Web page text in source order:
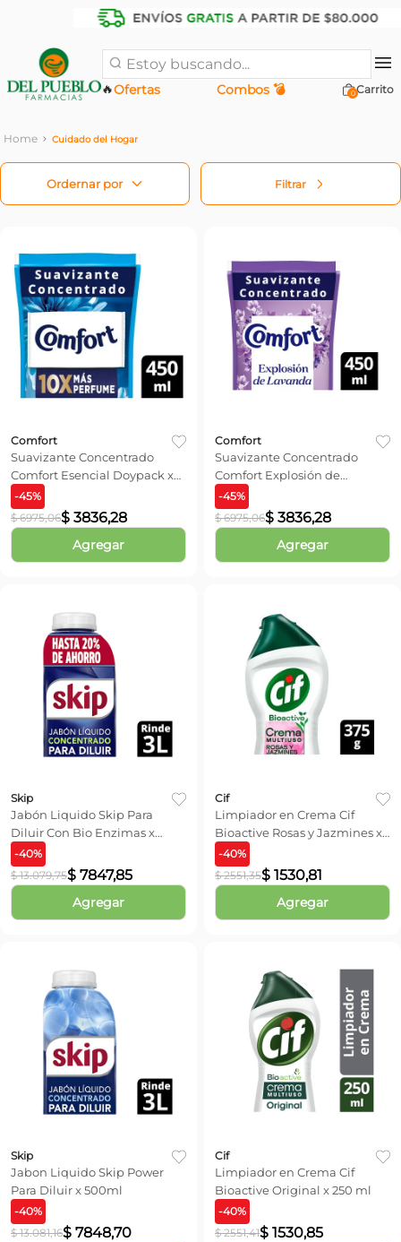
Estoy buscando...
Ofertas
🔥 Combos 💣 0
Cuidado del Hogar
Filtrar
Comfort
Suavizante Concentrado
Comfort Esencial Doypack x
450 ml
-45%
$ 6975,06$ 3836,28
Agregar
Comfort
Suavizante Concentrado
Comfort Explosión de
Lavanda x 450 ml
-45%
$ 6975,06$ 3836,28
Agregar
Skip
Jabón Liquido Skip Para
Diluir Con Bio Enzimas x
500ml
-40%
$ 13.079,75$ 7847,85
Agregar
Cif
Limpiador en Crema Cif
Bioactive Rosas y Jazmines x
375 ml
-40%
$ 2551,35$ 1530,81
Agregar
Skip
Jabon Liquido Skip Power
Para Diluir x 500ml
-40%
$ 13.081,16$ 7848,70
Cif
Limpiador en Crema Cif
Bioactive Original x 250 ml
-40%
$ 2551,41$ 1530,85